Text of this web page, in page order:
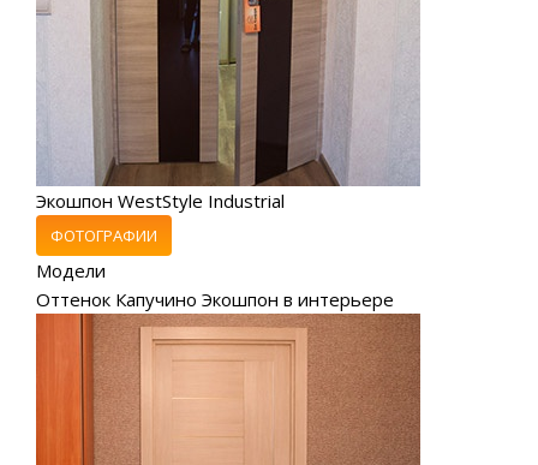
Экошпон WestStyle Industrial
ФОТОГРАФИИ
Модели
Оттенок Капучино Экошпон в интерьере